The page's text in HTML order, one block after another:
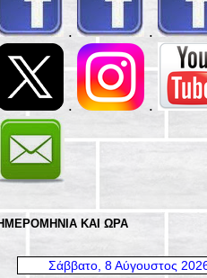
. .
. .
ΚΑΙ ΩΡΑ